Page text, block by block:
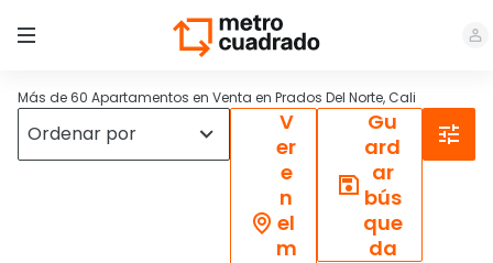
Más de 60 Apartamentos en Venta en Prados Del Norte, Cali
V
er
e
n
el
m
Gu
ard
ar
bús
que
da